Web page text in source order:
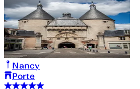
Nancy
Porte